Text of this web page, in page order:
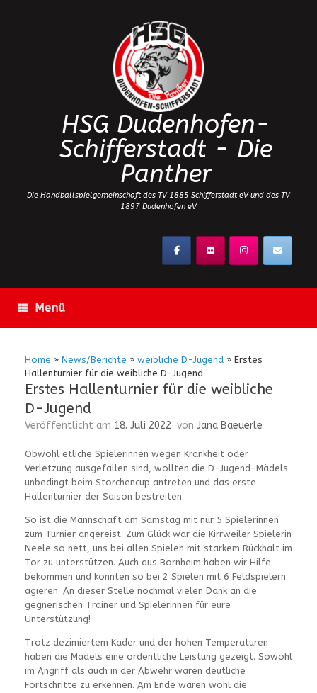
HSG Dudenhofen-
Schifferstadt - Die
Panther
Die Handballspielgemeinschaft des TV 1885 Schifferstadt eV und des TV
1897 Dudenhofen eV
Menü
Home » News/Berichte » weibliche D-Jugend » Erstes
Hallenturnier für die weibliche D-Jugend
Erstes Hallenturnier für die weibliche
D-Jugend
Veröffentlicht am 18. Juli 2022 von Jana Baeuerle
Obwohl etliche Spielerinnen wegen Krankheit oder
Verletzung ausgefallen sind, wollten die D-Jugend-Mädels
unbedingt beim Storchencup antreten und das erste
Hallenturnier der Saison bestreiten.
So ist die Mannschaft am Samstag mit nur 5 Spielerinnen
zum Turnier angereist. Zum Glück war die Kirrweiler Spielerin
Neele so nett, uns bei allen Spielen mit starkem Rückhalt im
Tor zu unterstützen. Auch aus Bornheim haben wir Hilfe
bekommen und konnten so bei 2 Spielen mit 6 Feldspielern
agieren. An dieser Stelle nochmal vielen Dank an die
gegnerischen Trainer und Spielerinnen für eure
Unterstützung!
Trotz dezimiertem Kader und der hohen Temperaturen
haben die Mädels eine ordentliche Leistung gezeigt. Sowohl
im Angriff als auch in der Abwehr waren deutliche
Fortschritte zu erkennen. Am Ende waren wohl die